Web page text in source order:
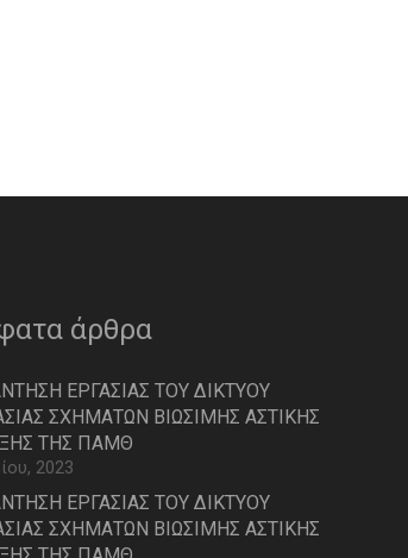
άρθρα
ΕΡΓΑΣΙΑΣ ΤΟΥ ΔΙΚΤΥΟΥ
ΣΧΗΜΑΤΩΝ ΒΙΩΣΙΜΗΣ ΑΣΤΙΚΗΣ
ΤΗΣ ΠΑΜΘ
2023
ΕΡΓΑΣΙΑΣ ΤΟΥ ΔΙΚΤΥΟΥ
ΣΧΗΜΑΤΩΝ ΒΙΩΣΙΜΗΣ ΑΣΤΙΚΗΣ